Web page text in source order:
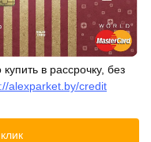
в рассрочку, без
alexparket.by/credit